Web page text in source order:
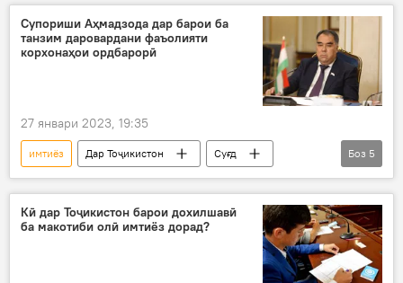
Супориши Аҳмадзода дар барои ба
танзим даровардани фаъолияти
корхонаҳои ордбарорӣ
27 январи 2023, 19:35
имтиёз Дар Тоҷикистон
Суғд
чорво
орд
супориш
Раҷаббой Аҳмадзода
Иҷтимоъ
Боз 5
Кӣ дар Тоҷикистон барои дохилшавӣ
ба макотиби олӣ имтиёз дорад?